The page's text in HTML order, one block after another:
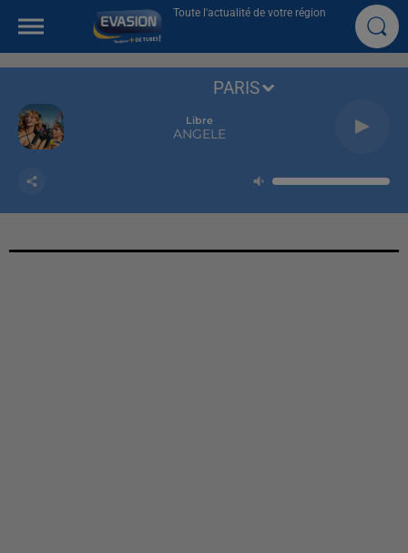
Toute l'actualité de votre région
Libre
ANGELE
PARIS